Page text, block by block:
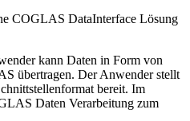
COGLAS DataInterface Lösung
kann Daten in Form von
übertragen. Der Anwender stellt
bereit. Im
Daten Verarbeitung zum